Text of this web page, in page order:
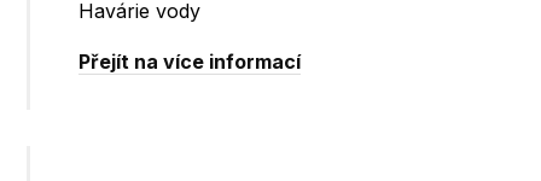
Havárie vody
Přejít na více informací